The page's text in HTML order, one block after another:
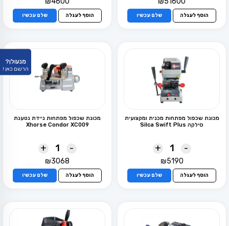
הוסף לעגלה שלם עכשיו הוסף לעגלה שלם עכשיו
מכונת שכפול מפתחות מכנית ומקצועית
סילקה Silca Swift Plus
-
+
₪5190
הוסף לעגלה שלם עכשיו
מכונת שכפול מפתחות ניידת נטענת
Xhorse Condor XC009
-
+
₪3068
הוסף לעגלה שלם עכשיו
מנעולן?
הרשם כאן !